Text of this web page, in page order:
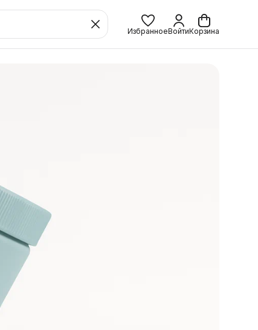
ИзбранноеВойтиКорзина